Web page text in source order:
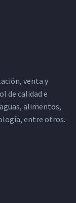
venta y
de calidad e
alimentos,
entre otros.